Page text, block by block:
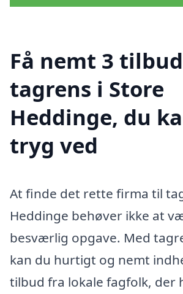
Få nemt 3
tagrens i Store
Heddinge, du
tryg ved
At finde det rette firma til
Heddinge behøver ikke at
besværlig opgave. Med
kan du hurtigt og nemt
tilbud fra lokale fagfolk, der